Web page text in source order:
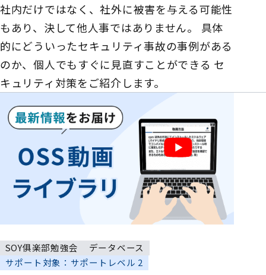
社内だけではなく、社外に被害を与える可能性
もあり、決して他人事ではありません。 具体
的にどういったセキュリティ事故の事例がある
のか、個人でもすぐに見直すことができる セ
キュリティ対策をご紹介します。
SOY俱楽部勉強会
データベース
サポート対象：サポートレベル 2